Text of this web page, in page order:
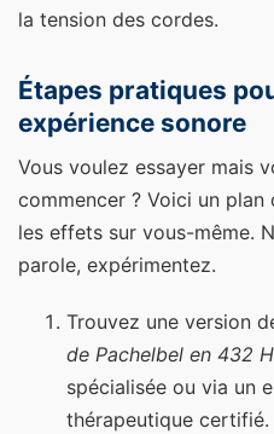
la tension des cordes.
Étapes pratiques
expérience sonore
Vous voulez essayer mais
commencer ? Voici un
les effets sur vous-même.
parole, expérimentez.
Trouvez une version
de Pachelbel en 432
spécialisée ou via un
thérapeutique certifié.